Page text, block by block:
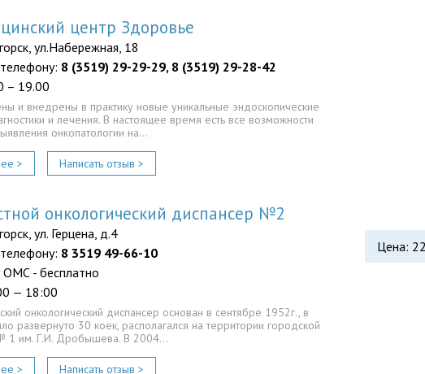
центр Здоровье
ул.Набережная, 18
8 (3519) 29-29-29, 8 (3519) 29-28-42
– 19.00
и внедрены в практику новые уникальные эндоскопические
и лечения. В настоящее время есть все возможности
онкопатологии на…
> Написать отзыв >
онкологический диспансер №2
Цена:
ул. Герцена, д.4
8 3519 49-66-10
ОМС - бесплатно
— 18:00
онкологический диспансер основан в сентябре 1952г., в
развернуто 30 коек, располагался на территории городской
1 им. Г.И. Дробышева. В 2004…
> Написать отзыв >